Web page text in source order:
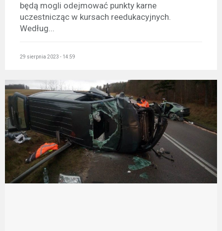
będą mogli odejmować punkty karne
uczestnicząc w kursach reedukacyjnych.
Według...
29 sierpnia 2023 - 14:59